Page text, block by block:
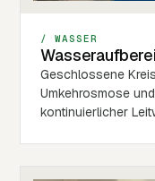
/ WASSER
Geschlossene
Umkehrosmose
kontinuierlicher